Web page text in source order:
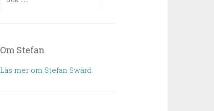
Om Stefan
Läs mer om Stefan Swärd.